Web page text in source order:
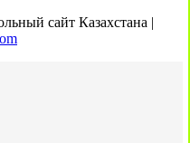
сайт Казахстана |